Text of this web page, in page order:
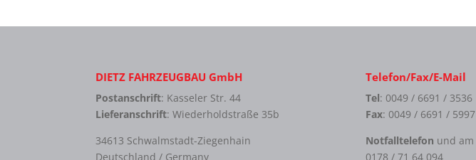
DIETZ FAHRZEUGBAU GmbH
Postanschrift: Kasseler Str. 44
Lieferanschrift: Wiederholdstraße 35b
34613 Schwalmstadt-Ziegenhain
Deutschland / Germany
Telefon/Fax/E-Mail
Tel: 0049 / 6691 / 3536
Fax: 0049 / 6691 / 5997
Notfalltelefon und am
0178 / 71 64 094